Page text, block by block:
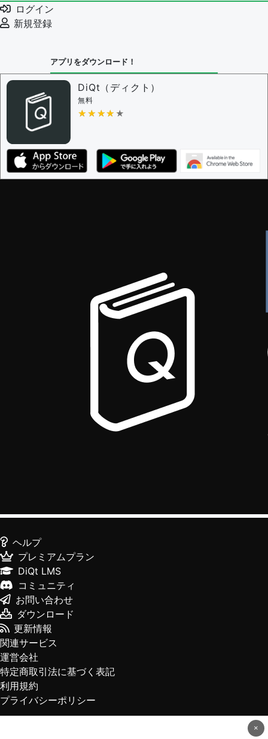
×
ログイン
新規登録
アプリをダウンロード！
DiQt（ディクト）
無料
★★★★★
★★★★★
ヘルプ
プレミアムプラン
DiQt LMS
コミュニティ
お問い合わせ
ダウンロード
更新情報
関連サービス
運営会社
特定商取引法に基づく表記
利用規約
プライバシーポリシー